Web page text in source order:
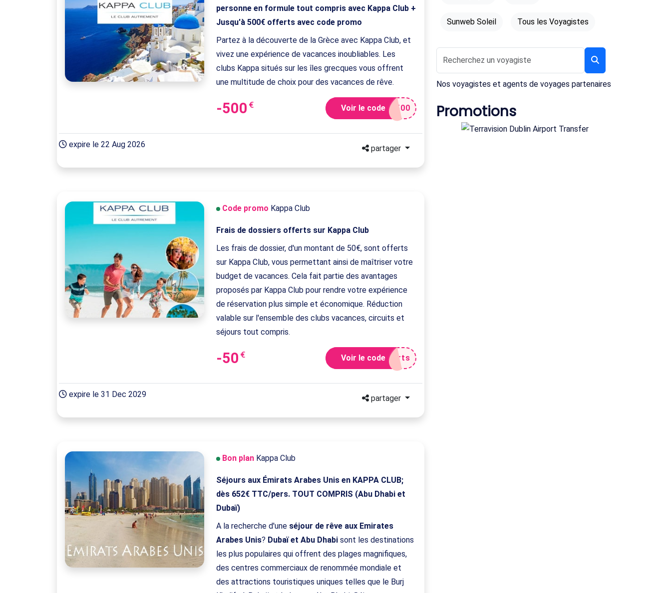
personne en formule tout compris avec Kappa Club +
Jusqu'à 500€ offerts avec code promo
Partez à la découverte de la Grèce avec Kappa Club, et
vivez une expérience de vacances inoubliables. Les
clubs Kappa situés sur les îles grecques vous offrent
une multitude de choix pour des vacances de rêve.
-500 € Voir le code 500
expire le 22 Aug 2026 partager
Code promo Kappa Club
Frais de dossiers offerts sur Kappa Club
Les frais de dossier, d'un montant de 50€, sont offerts
sur Kappa Club, vous permettant ainsi de maîtriser votre
budget de vacances. Cela fait partie des avantages
proposés par Kappa Club pour rendre votre expérience
de réservation plus simple et économique. Réduction
valable sur l'ensemble des clubs vacances, circuits et
séjours tout compris.
-50 € Voir le code rts
expire le 31 Dec 2029 partager
Bon plan Kappa Club
Séjours aux Émirats Arabes Unis en KAPPA CLUB;
dès 652€ TTC/pers. TOUT COMPRIS (Abu Dhabi et
Dubaï)
A la recherche d'une séjour de rêve aux Emirates
Arabes Unis? Dubaï et Abu Dhabi sont les destinations
les plus populaires qui offrent des plages magnifiques,
des centres commerciaux de renommée mondiale et
des attractions touristiques uniques telles que le Burj
Sunweb Soleil Tous les Voyagistes
Nos voyagistes et agents de voyages partenaires
Promotions